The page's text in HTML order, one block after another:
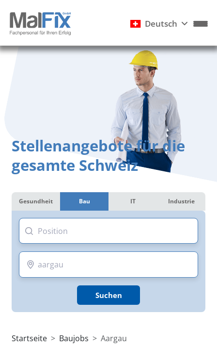
Deutsch
Stellenangebote für die
gesamte Schweiz
Gesundheit Bau IT Industrie
Suchen
Startseite Baujobs Aargau